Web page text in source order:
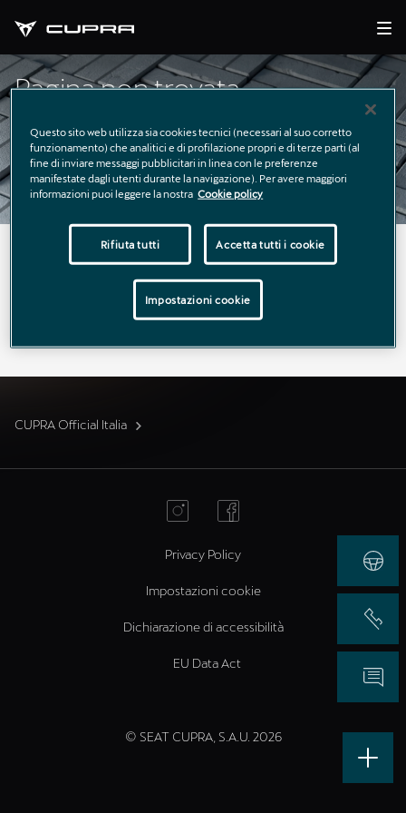
Pagina non trovata
La pagina richiesta non è stata trovata.
Puoi continuare a esplorare il sito usando il menù di
navigazione qui sopra.
CUPRA Official Italia
Privacy Policy
Impostazioni cookie
Dichiarazione di accessibilità
EU Data Act
© SEAT CUPRA, S.A.U. 2026
Questo sito web utilizza sia cookies tecnici (necessari al suo corretto
funzionamento) che analitici e di profilazione propri e di terze parti (al
fine di inviare messaggi pubblicitari in linea con le preferenze
manifestate dagli utenti durante la navigazione). Per avere maggiori
informazioni puoi leggere la nostra Cookie policy
Rifiuta tutti Accetta tutti i cookie
Impostazioni cookie